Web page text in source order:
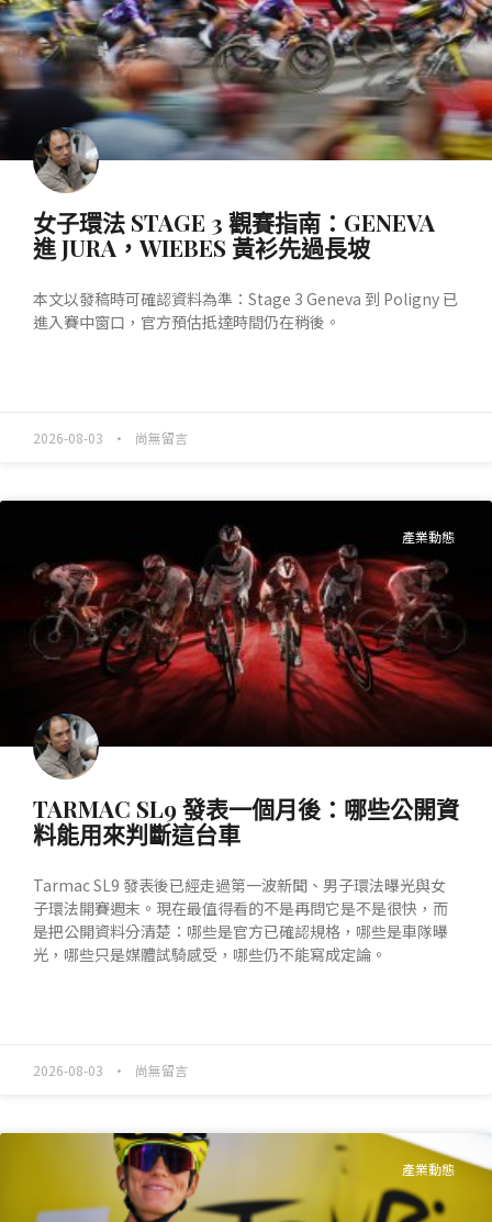
女子環法 STAGE 3 觀賽指南：GENEVA
進 JURA，WIEBES 黃衫先過長坡
本文以發稿時可確認資料為準：Stage 3 Geneva 到 Poligny 已
進入賽中窗口，官方預估抵達時間仍在稍後。
2026-08-03 尚無留言
產業動態
TARMAC SL9 發表一個月後：哪些公開資
料能用來判斷這台車
Tarmac SL9 發表後已經走過第一波新聞、男子環法曝光與女
子環法開賽週末。現在最值得看的不是再問它是不是很快，而
是把公開資料分清楚：哪些是官方已確認規格，哪些是車隊曝
光，哪些只是媒體試騎感受，哪些仍不能寫成定論。
2026-08-03 尚無留言
產業動態